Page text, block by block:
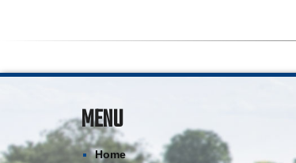
MENU
Home